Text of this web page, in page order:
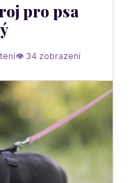
pro psa
👁 34 zobrazení